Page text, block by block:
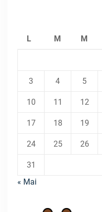
L M M
3 4 5
10 11 12
17 18 19
24 25 26
31
« Mai